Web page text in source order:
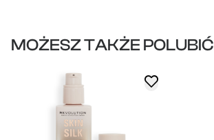
MOŻESZ TAKŻE POLUBIĆ